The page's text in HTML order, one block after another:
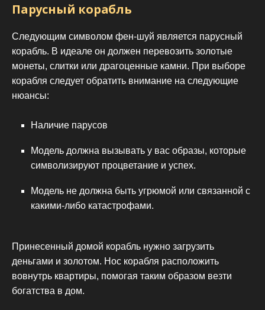
Парусный корабль
Следующим символом фен-шуй является парусный
корабль. В идеале он должен перевозить золотые
монеты, слитки или драгоценные камни. При выборе
корабля следует обратить внимание на следующие
нюансы:
Наличие парусов
Модель должна вызывать у вас образы, которые
символизируют процветание и успех.
Модель не должна быть угрюмой или связанной с
какими-либо катастрофами.
Принесенный домой корабль нужно загрузить
деньгами и золотом. Нос корабля расположить
вовнутрь квартиры, помогая таким образом везти
богатства в дом.